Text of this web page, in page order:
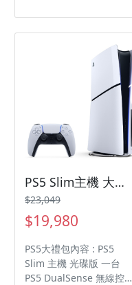
PS5 Slim主機 大禮包
$23,049
$19,980
PS5大禮包內容 : PS5
Slim 主機 光碟版 一台
PS5 DualSense 無線控制